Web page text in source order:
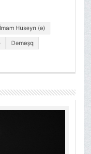
İmam Hüseyn (ə)
Dəməşq